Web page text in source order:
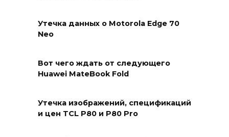
Утечка данных о Motorola Edge 70
Neo
Вот чего ждать от следующего
Huawei MateBook Fold
Утечка изображений, спецификаций
и цен TCL P80 и P80 Pro